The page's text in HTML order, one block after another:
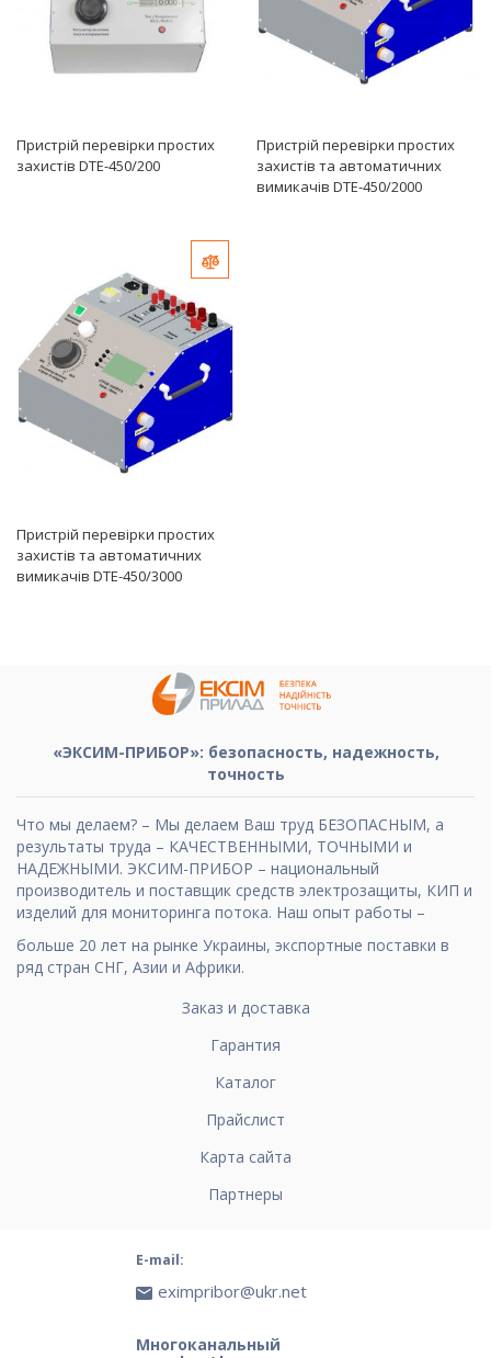
Пристрій перевірки простих
захистів DTE-450/200
Пристрій перевірки простих
захистів та автоматичних
вимикачів DTE-450/2000
Пристрій перевірки простих
захистів та автоматичних
вимикачів DTE-450/3000
Добавить в сравнение
«ЭКСИМ-ПРИБОР»: безопасность, надежность,
точность
Что мы делаем? – Мы делаем Ваш труд БЕЗОПАСНЫМ, а
результаты труда – КАЧЕСТВЕННЫМИ, ТОЧНЫМИ и
НАДЕЖНЫМИ. ЭКСИМ-ПРИБОР – национальный
производитель и поставщик средств электрозащиты, КИП и
изделий для мониторинга потока. Наш опыт работы –
больше 20 лет на рынке Украины, экспортные поставки в
ряд стран СНГ, Азии и Африки.
Заказ и доставка
Гарантия
Каталог
Прайслист
Карта сайта
Партнеры
E-mail:
eximpribor@ukr.net
Многоканальный